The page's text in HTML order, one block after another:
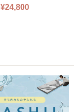
掛けソファ O’HANA ソ
¥24,800